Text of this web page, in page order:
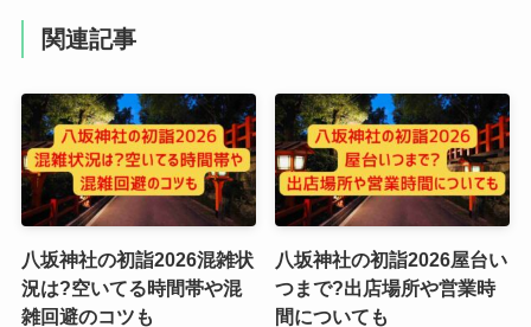
関連記事
八坂神社の初詣2026混雑状
況は?空いてる時間帯や混
雑回避のコツも
八坂神社の初詣2026屋台い
つまで?出店場所や営業時
間についても